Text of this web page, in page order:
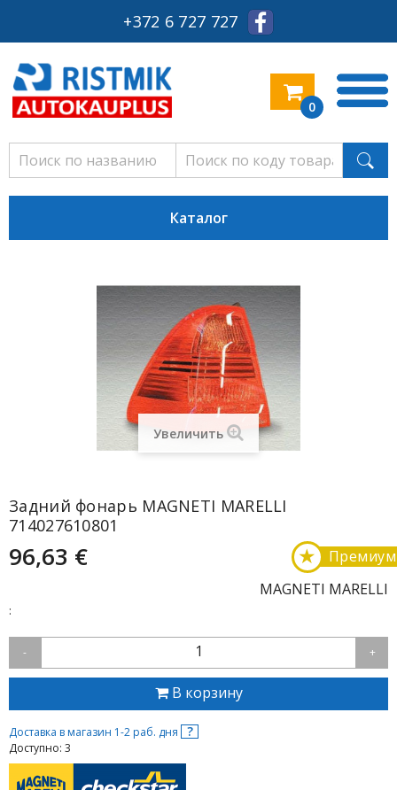
+372 6 727 727
0
Каталог
Увеличить
Задний фонарь MAGNETI MARELLI
714027610801
96,63 € Премиум
★
MAGNETI MARELLI
:
- 1 +
В корзину
Доставка в магазин 1-2 раб. дня ?
Доступно: 3